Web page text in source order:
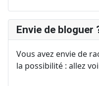
Envie de bloguer
Vous avez envie de
la possibilité : allez